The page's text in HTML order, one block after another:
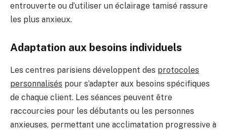
entrouverte ou d’utiliser un éclairage tamisé rassure
les plus anxieux.
Adaptation aux besoins individuels
Les centres parisiens développent des protocoles
personnalisés pour s’adapter aux besoins spécifiques
de chaque client. Les séances peuvent être
raccourcies pour les débutants ou les personnes
anxieuses, permettant une acclimatation progressive à